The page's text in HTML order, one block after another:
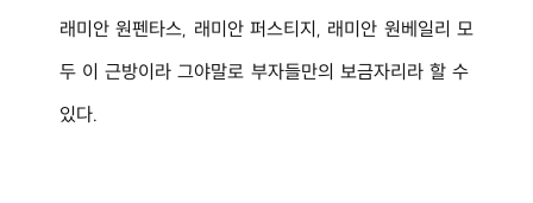
래미안 원펜타스, 래미안 퍼스티지, 래미안 원베일리 모
두 이 근방이라 그야말로 부자들만의 보금자리라 할 수
있다.